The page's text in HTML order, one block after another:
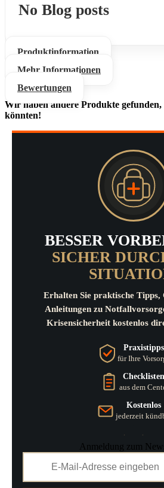
No Blog posts
Produktinformation
Mehr Informationen
Bewertungen
Wir haben andere Produkte gefunden,
könnten!
BESSER
SICHER
Erhalten Sie praktische Tipps,
Anleitungen zu
Krisensicherheit kostenlos
Praxistipps
für Ihre
Checklisten
aus dem
Kostenlos
jederzeit
Anmeldung zum